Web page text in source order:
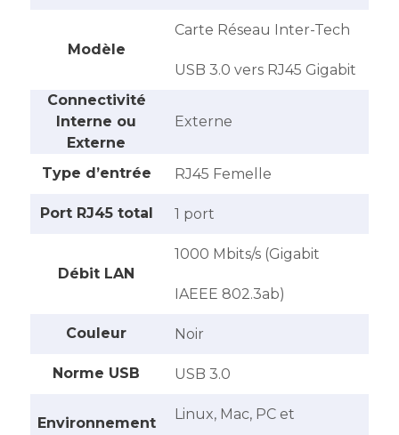
Modèle
Carte Réseau Inter-Tech
USB 3.0 vers RJ45 Gigabit
Connectivité
Interne ou
Externe
Externe
Type d’entrée RJ45 Femelle
Port RJ45 total 1 port
Débit LAN
1000 Mbits/s (Gigabit
IAEEE 802.3ab)
Couleur Noir
Norme USB USB 3.0
Environnement
Linux, Mac, PC et